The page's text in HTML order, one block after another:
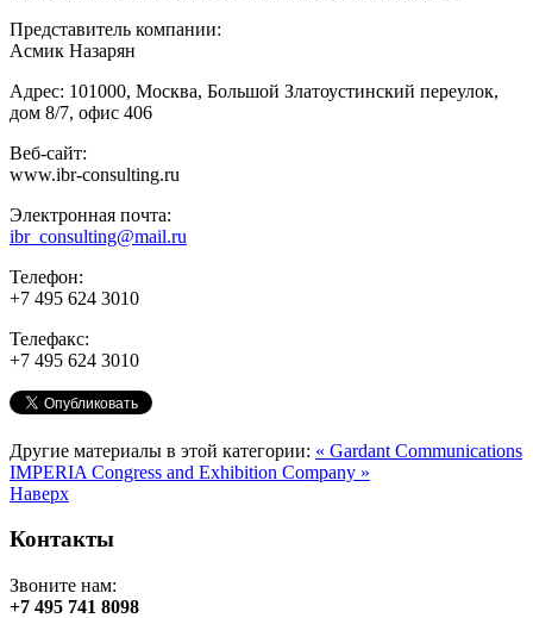
Представитель компании:
Асмик Назарян
Адрес: 101000, Москва, Большой Златоустинский переулок,
дом 8/7, офис 406
Веб-сайт:
www.ibr-consulting.ru
Электронная почта:
ibr_consulting@mail.ru
Телефон:
+7 495 624 3010
Телефакс:
+7 495 624 3010
Другие материалы в этой категории: « Gardant Communications
IMPERIA Congress and Exhibition Company »
Наверх
Контакты
Звоните нам:
+7 495 741 8098